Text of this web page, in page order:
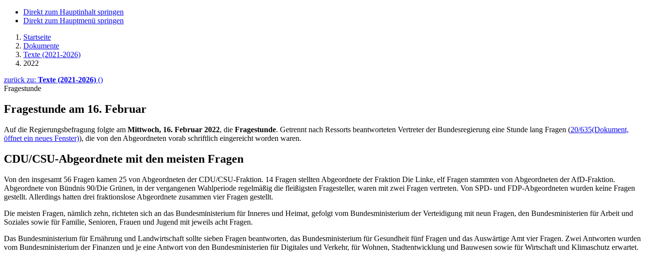
Direkt zum Hauptinhalt springen
Direkt zum Hauptmenü springen
Startseite
Dokumente
Texte (2021-2026)
2022
zurück zu: Texte (2021-2026) ()
Fragestunde
Fragestunde am 16. Februar
Auf die Regierungsbefragung folgte am Mittwoch, 16. Februar 2022, die Fragestunde. Getrennt nach Ressorts beantworteten Vertreter der Bundesregierung eine Stunde lang Fragen (20/635(Dokument,
öffnet ein neues Fenster)), die von den Abgeordneten vorab schriftlich eingereicht worden waren.
CDU/CSU-Abgeordnete mit den meisten Fragen
Von den insgesamt 56 Fragen kamen 25 von Abgeordneten der CDU/CSU-Fraktion. 14 Fragen stellten Abgeordnete der Fraktion Die Linke, elf Fragen stammten von Abgeordneten der AfD-Fraktion.
Abgeordnete von Bündnis 90/Die Grünen, in der vergangenen Wahlperiode regelmäßig die fleißigsten Fragesteller, waren mit zwei Fragen vertreten. Von SPD- und FDP-Abgeordneten wurden keine Fragen
gestellt. Allerdings hatten drei fraktionslose Abgeordnete zusammen vier Fragen gestellt.
Die meisten Fragen, nämlich zehn, richteten sich an das Bundesministerium für Inneres und Heimat, gefolgt vom Bundesministerium der Verteidigung mit neun Fragen, den Bundesministerien für Arbeit und
Soziales sowie für Familie, Senioren, Frauen und Jugend mit jeweils acht Fragen.
Das Bundesministerium für Ernährung und Landwirtschaft sollte sieben Fragen beantworten, das Bundesministerium für Gesundheit fünf Fragen und das Auswärtige Amt vier Fragen. Zwei Antworten wurden
vom Bundesministerium der Finanzen und je eine Antwort von den Bundesministerien für Digitales und Verkehr, für Wohnen, Stadtentwicklung und Bauwesen sowie für Wirtschaft und Klimaschutz erwartet.